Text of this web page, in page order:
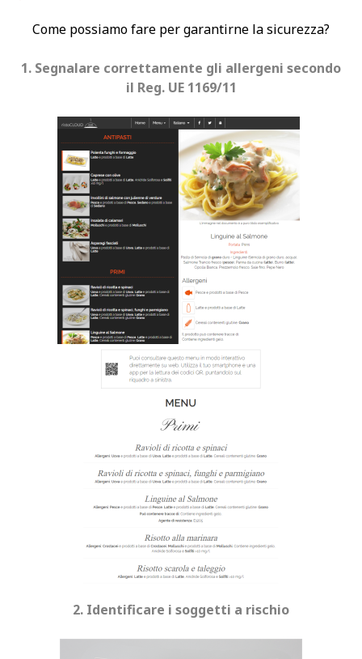
Come possiamo fare per garantirne la sicurezza?
1. Segnalare correttamente gli allergeni secondo
il Reg. UE 1169/11
2. Identificare i soggetti a rischio